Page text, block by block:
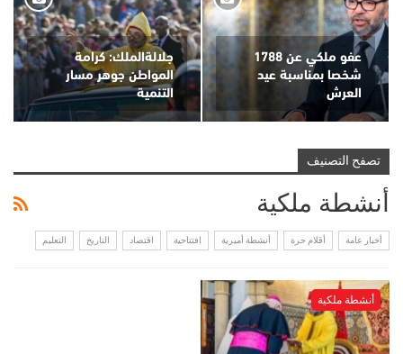
عفو ملكي عن 1788
شخصا بمناسبة عيد
العرش
جلالةالملك: كرامة
المواطن جوهر مسار
التنمية
تصفح التصنيف
أنشطة ملكية
أخبار عامة أقلام حرة أنشطة أميرية افتتاحية اقتصاد التاريخ التعليم
أنشطة ملكية